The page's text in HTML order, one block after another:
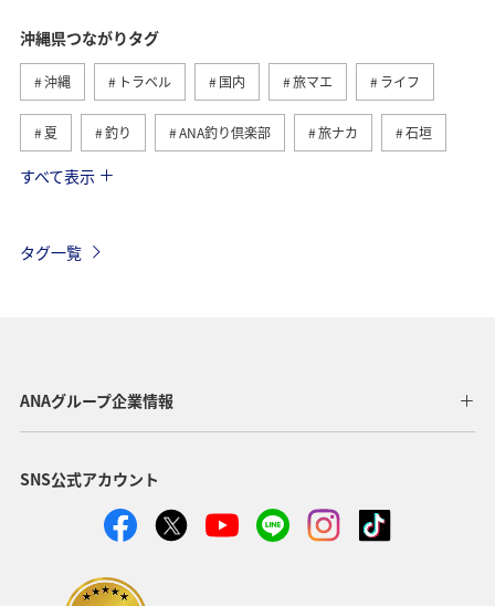
沖縄県つながりタグ
沖縄 トラベル 国内 旅マエ ライフ
夏 釣り ANA釣り倶楽部 旅ナカ 石垣
ショッピング＆ライフ
マイルを使う 九州地方 マイルを貯める
タチウオ アオリイカ
すべて表示
タグ一覧
ANAグループ企業情報
SNS公式アカウント